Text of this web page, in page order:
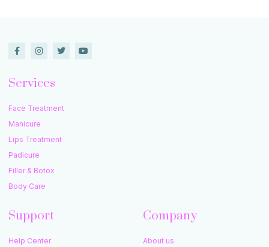
Services
Face Treatment
Manicure
Lips Treatment
Padicure
Filler & Botox
Body Care
Support
Help Center
Company
About us